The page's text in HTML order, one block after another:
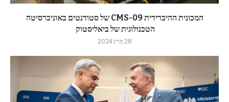
המכונית ההיברידית CMS-09 של סטודנטים באוניברסיטה
הטכנולוגית של ביאליסטוק
28 מרץ 2024